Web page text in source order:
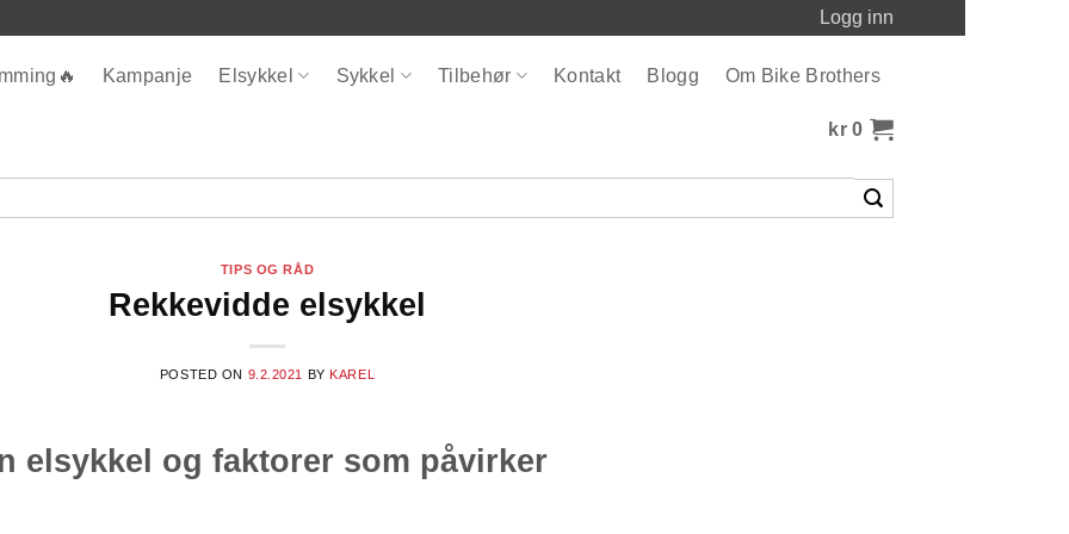
Logg inn
Kampanje Elsykkel Sykkel Tilbehør Kontakt Blogg Om Bike Brothers
kr 0
TIPS OG RÅD
Rekkevidde elsykkel
POSTED ON 9.2.2021 BY KAREL
elsykkel og faktorer som påvirker